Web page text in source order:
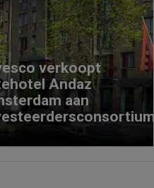
verkoopt
Andaz
aan